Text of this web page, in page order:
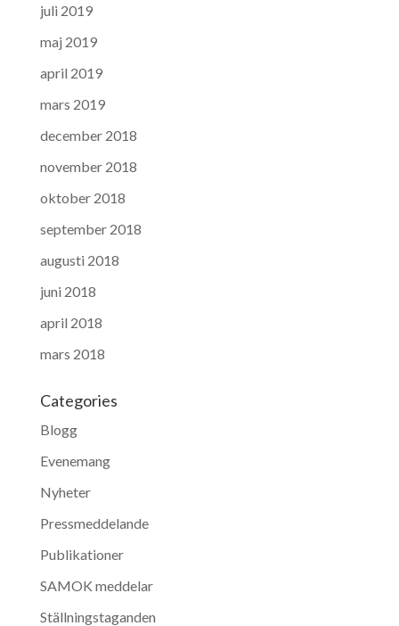
juli 2019
maj 2019
april 2019
mars 2019
december 2018
november 2018
oktober 2018
september 2018
augusti 2018
juni 2018
april 2018
mars 2018
Categories
Blogg
Evenemang
Nyheter
Pressmeddelande
Publikationer
SAMOK meddelar
Ställningstaganden